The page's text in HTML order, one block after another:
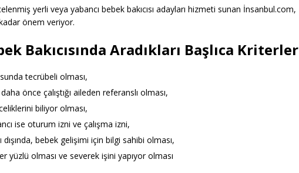
yerli veya yabancı bebek bakıcısı adayları hizmeti sunan İnsanbul.com,
önem veriyor.
Bakıcısında Aradıkları Başlıca Kriterler
tecrübeli olması,
önce çalıştığı aileden referanslı olması,
biliyor olması,
ise oturum izni ve çalışma izni,
dışında, bebek gelişimi için bilgi sahibi olması,
yüzlü olması ve severek işini yapıyor olması